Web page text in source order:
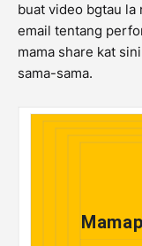
buat video bgtau la
email tentang
mama share kat
sama-sama.